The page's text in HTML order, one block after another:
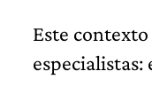
Este